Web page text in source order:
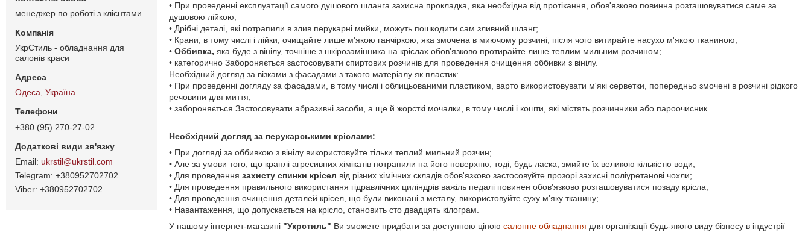
• При проведенні експлуатації самого душового шланга захисна прокладка, яка необхідна від протікання, обов'язково повинна розташовуватися саме за
душовою лійкою;
• Дрібні деталі, які потрапили в злив перукарні мийки, можуть пошкодити сам зливний шланг;
• Крани, в тому числі і лійки, очищайте лише м'якою ганчіркою, яка змочена в миючому розчині, після чого витирайте насухо м'якою тканиною;
• Оббивка, яка буде з вінілу, точніше з шкірозамінника на кріслах обов'язково протирайте лише теплим мильним розчином;
• категорично Забороняється застосовувати спиртових розчинів для проведення очищення оббивки з вінілу.
Необхідний догляд за візками з фасадами з такого матеріалу як пластик:
• При проведенні догляду за фасадами, в тому числі і облицьованими пластиком, варто використовувати м'які серветки, попередньо змочені в розчині рідкого
речовини для миття;
• забороняється Застосовувати абразивні засоби, а ще й жорсткі мочалки, в тому числі і кошти, які містять розчинники або пароочисник.
Необхідний догляд за перукарськими кріслами:
• При догляді за оббивкою з вінілу використовуйте тільки теплий мильний розчин;
• Але за умови того, що краплі агресивних хімікатів потрапили на його поверхню, тоді, будь ласка, змийте їх великою кількістю води;
• Для проведення захисту спинки крісел від різних хімічних складів обов'язково застосовуйте прозорі захисні поліуретанові чохли;
• Для проведення правильного використання гідравлічних циліндрів важіль педалі повинен обов'язково розташовуватися позаду крісла;
• Для проведення очищення деталей крісел, що були виконані з металу, використовуйте суху м'яку тканину;
• Навантаження, що допускається на крісло, становить сто двадцять кілограм.
У нашому інтернет-магазині "Укрстиль" Ви зможете придбати за доступною ціною салонне обладнання для організації будь-якого виду бізнесу в індустрії
менеджер по роботі з клієнтами
УкрСтиль - обладнання для
салонів краси
Одеса, Україна
+380 (95) 270-27-02
ukrstil@ukrstil.com
+380952702702
+380952702702